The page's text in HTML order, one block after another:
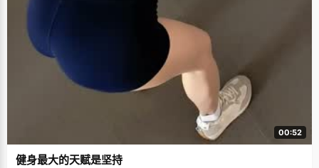
00:52
健身最大的天赋是坚持